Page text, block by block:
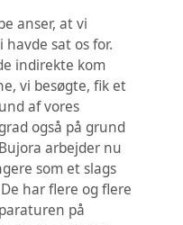
anser, at vi
sat os for.
indirekte kom
vi besøgte, fik et
af vores
også på grund
arbejder nu
som et slags
har flere og flere
på